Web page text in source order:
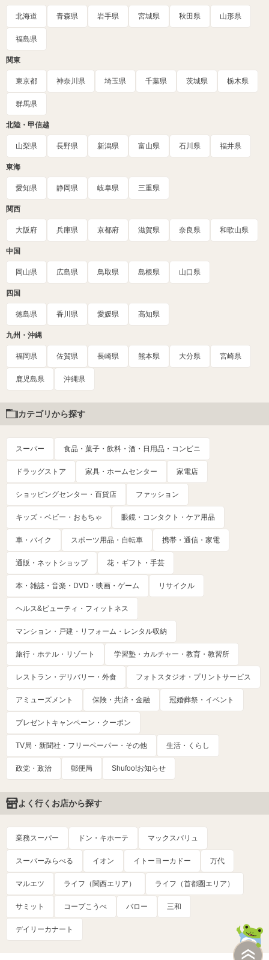
北海道 青森県 岩手県 宮城県 秋田県 山形県
福島県
関東
東京都 神奈川県 埼玉県 千葉県 茨城県 栃木県
群馬県
北陸・甲信越
山梨県 長野県 新潟県 富山県 石川県 福井県
東海
愛知県 静岡県 岐阜県 三重県
関西
大阪府 兵庫県 京都府 滋賀県 奈良県 和歌山県
中国
岡山県 広島県 鳥取県 島根県 山口県
四国
徳島県 香川県 愛媛県 高知県
九州・沖縄
福岡県 佐賀県 長崎県 熊本県 大分県 宮崎県
鹿児島県 沖縄県
カテゴリから探す
スーパー 食品・菓子・飲料・酒・日用品・コンビニ
ドラッグストア 家具・ホームセンター 家電店
ショッピングセンター・百貨店 ファッション
キッズ・ベビー・おもちゃ 眼鏡・コンタクト・ケア用品
車・バイク スポーツ用品・自転車 携帯・通信・家電
通販・ネットショップ 花・ギフト・手芸
本・雑誌・音楽・DVD・映画・ゲーム リサイクル
ヘルス&ビューティ・フィットネス
マンション・戸建・リフォーム・レンタル収納
旅行・ホテル・リゾート 学習塾・カルチャー・教育・教習所
レストラン・デリバリー・外食 フォトスタジオ・プリントサービス
アミューズメント 保険・共済・金融 冠婚葬祭・イベント
プレゼントキャンペーン・クーポン
TV局・新聞社・フリーペーパー・その他 生活・くらし
政党・政治 郵便局 Shufoo!お知らせ
よく行くお店から探す
業務スーパー ドン・キホーテ マックスバリュ
スーパーみらべる イオン イトーヨーカドー 万代
マルエツ ライフ（関西エリア） ライフ（首都圏エリア）
サミット コープこうべ バロー 三和
デイリーカナート